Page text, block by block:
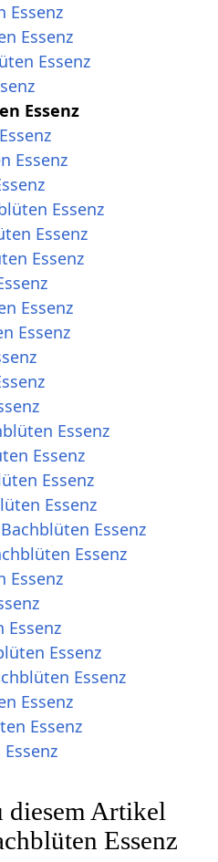
Essenz
Essenz
Essenz
Essenz
Essenz
Essenz
Essenz
Essenz
Essenz
Essenz
Essenz
Essenz
Essenz
Essenz
Essenz
Essenz
Essenz
Essenz
Essenz
Essenz
Essenz
diesem Artikel
Essenz